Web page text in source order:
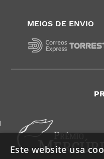
MEIOS DE ENVIO
Este website usa